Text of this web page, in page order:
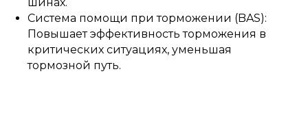
Система помощи при торможении (BAS):
Повышает эффективность торможения в
критических ситуациях, уменьшая
тормозной путь.